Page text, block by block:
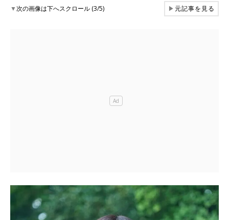
▼次の画像は下へスクロール (3/5) ▶元記事を見る